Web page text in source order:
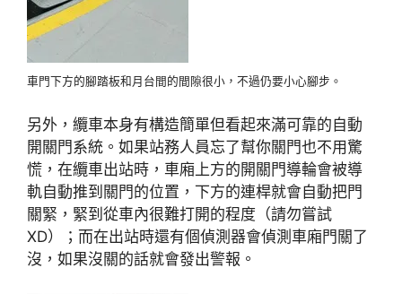
車門下方的腳踏板和月台間的間隙很小，不過仍要小心腳步。
另外，纜車本身有構造簡單但看起來滿可靠的自動
開關門系統。如果站務人員忘了幫你關門也不用驚
慌，在纜車出站時，車廂上方的開關門導輪會被導
軌自動推到關門的位置，下方的連桿就會自動把門
關緊，緊到從車內很難打開的程度（請勿嘗試
XD）；而在出站時還有個偵測器會偵測車廂門關了
沒，如果沒關的話就會發出警報。